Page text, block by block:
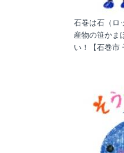
石巻は石（ロ
産物の笹かま
い！【石巻市